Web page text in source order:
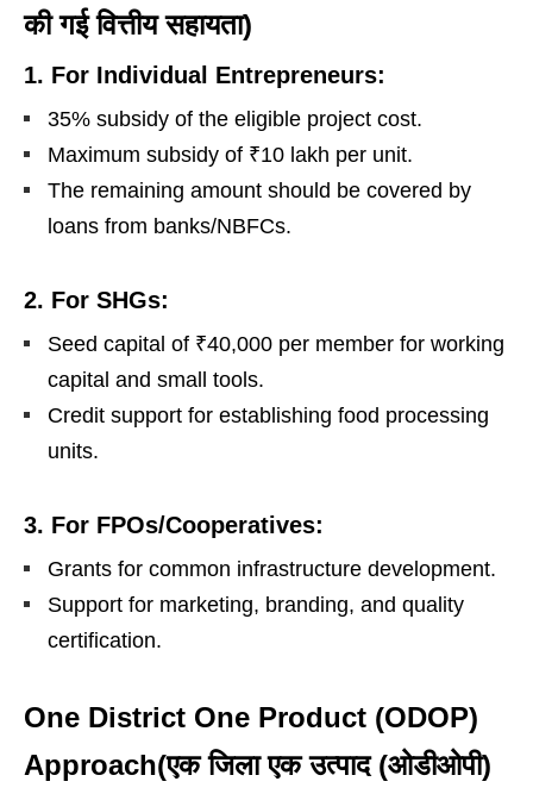
की गई वित्तीय सहायता)
1. For Individual Entrepreneurs:
35% subsidy of the eligible project cost.
Maximum subsidy of ₹10 lakh per unit.
The remaining amount should be covered by
loans from banks/NBFCs.
2. For SHGs:
Seed capital of ₹40,000 per member for working
capital and small tools.
Credit support for establishing food processing
units.
3. For FPOs/Cooperatives:
Grants for common infrastructure development.
Support for marketing, branding, and quality
certification.
One District One Product (ODOP)
Approach(एक जिला एक उत्पाद (ओडीओपी)